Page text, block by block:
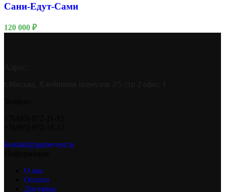
Сани-Едут-Сами
120 000 ₽
kontakt@gamevent.ru
О нас
Оплата
Доставка